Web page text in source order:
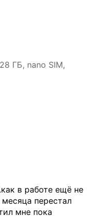
ГБ, nano SIM,
в работе ещё не
перестал
мне пока